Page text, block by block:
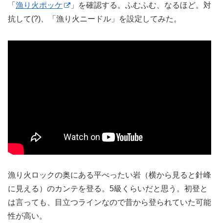
「 漁り火ポッケ
」を確認する。ふむふむ、なるほど。対
抗して(?)、「漁り火ニードル」を設定してみた。
漁り火ロックの奥にある平べったい岩（横から見ると針峰
に見える）のカンテを登る。5級くらいだと思う。初登と
は言っても、目立つラインなので昔から登られていた可能
性が高い。